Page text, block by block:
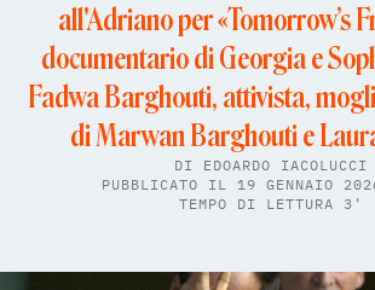
all'Adriano per «Tomorrow’s
documentario di Georgia e
Fadwa Barghouti, attivista,
di Marwan Barghouti e
DI EDOARDO IACOLUCCI
PUBBLICATO IL 19 GENNAIO
TEMPO DI LETTURA 3'